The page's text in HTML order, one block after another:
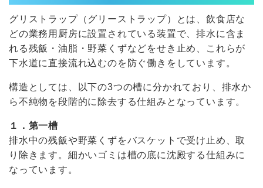
るリスクとは？
4.グリストラップの臭い対策
5.適切かつ定期的に清掃し、清潔な状態を
維持する事に尽きる
ク
7.グリストラップの臭い対策を業者へ頼む
際のポイント
グリストラップ（グリーストラップ）とは、飲食店な
どの業務用厨房に設置されている装置で、排水に含ま
れる残飯・油脂・野菜くずなどをせき止め、これらが
下水道に直接流れ込むのを防ぐ働きをしています。
構造としては、以下の3つの槽に分かれており、排水か
ら不純物を段階的に除去する仕組みとなっています。
１．第一槽
排水中の残飯や野菜くずをバスケットで受け止め、取
り除きます。細かいゴミは槽の底に沈殿する仕組みに
なっています。